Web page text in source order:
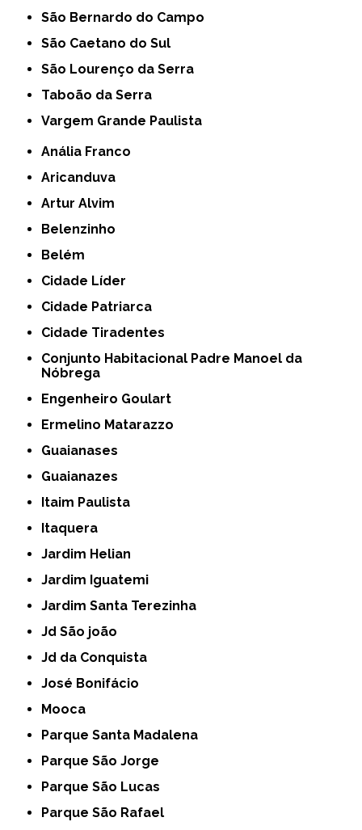
São Bernardo do Campo
São Caetano do Sul
São Lourenço da Serra
Taboão da Serra
Vargem Grande Paulista
Anália Franco
Aricanduva
Artur Alvim
Belenzinho
Belém
Cidade Líder
Cidade Patriarca
Cidade Tiradentes
Conjunto Habitacional Padre Manoel da
Nóbrega
Engenheiro Goulart
Ermelino Matarazzo
Guaianases
Guaianazes
Itaim Paulista
Itaquera
Jardim Helian
Jardim Iguatemi
Jardim Santa Terezinha
Jd São joão
Jd da Conquista
José Bonifácio
Mooca
Parque Santa Madalena
Parque São Jorge
Parque São Lucas
Parque São Rafael